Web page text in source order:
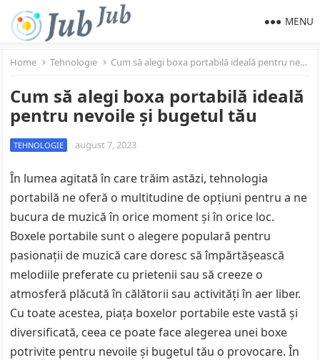
MENU
Home Tehnologie Cum să alegi boxa portabilă ideală pentru nevoile și bugetul tău
Cum să alegi boxa portabilă ideală
pentru nevoile și bugetul tău
TEHNOLOGIE august 7, 2023
În lumea agitată în care trăim astăzi, tehnologia
portabilă ne oferă o multitudine de opțiuni pentru a ne
bucura de muzică în orice moment și în orice loc.
Boxele portabile sunt o alegere populară pentru
pasionații de muzică care doresc să împărtășească
melodiile preferate cu prietenii sau să creeze o
atmosferă plăcută în călătorii sau activități în aer liber.
Cu toate acestea, piața boxelor portabile este vastă și
diversificată, ceea ce poate face alegerea unei boxe
potrivite pentru nevoile și bugetul tău o provocare. În